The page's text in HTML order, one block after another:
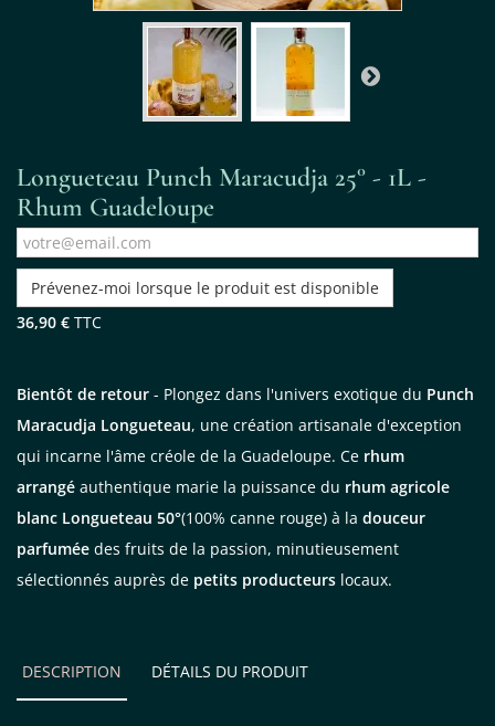
Longueteau Punch Maracudja 25° - 1L -
Rhum Guadeloupe
Prévenez-moi lorsque le produit est disponible
36,90 € TTC
Bientôt de retour - Plongez dans l'univers exotique du Punch
Maracudja Longueteau, une création artisanale d'exception
qui incarne l'âme créole de la Guadeloupe. Ce rhum
arrangé authentique marie la puissance du rhum agricole
blanc Longueteau 50°(100% canne rouge) à la douceur
parfumée des fruits de la passion, minutieusement
sélectionnés auprès de petits producteurs locaux.
DESCRIPTION DÉTAILS DU PRODUIT